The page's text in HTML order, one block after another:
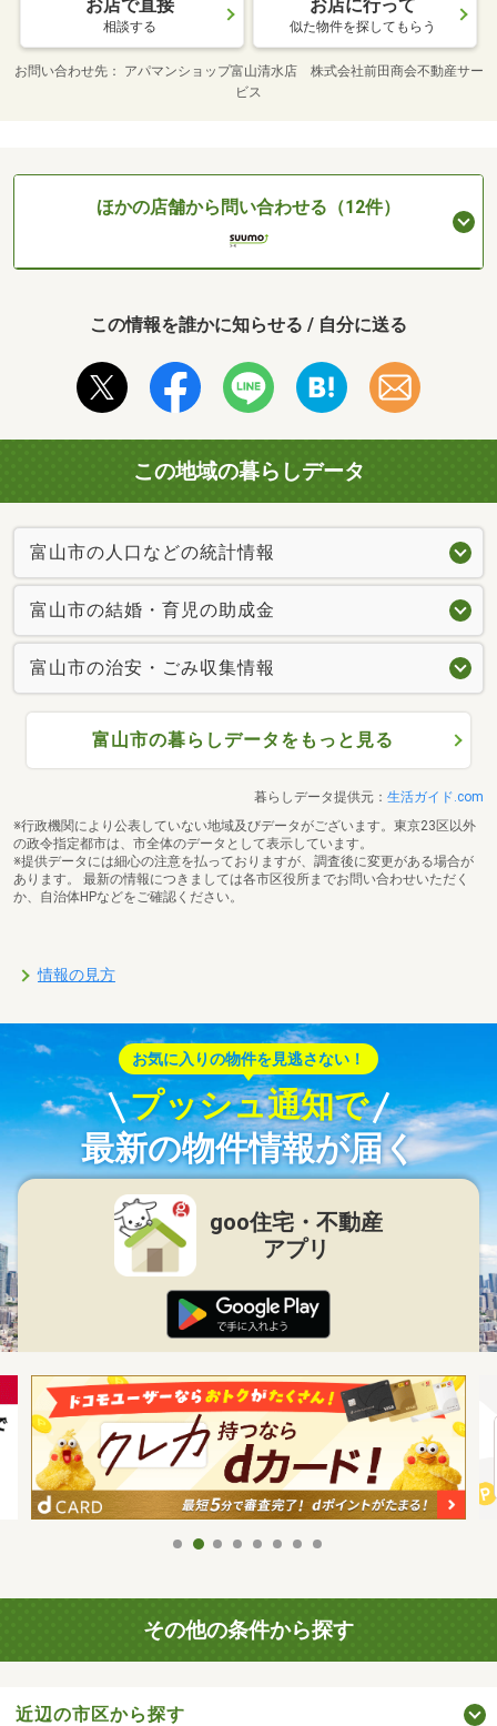
お店で直接
相談する
お店に行って
似た物件を探してもらう
お問い合わせ先
アパマンショップ富山清水店 株式会社前田商会不動産サー
ビス
ほかの店舗から問い合わせる（12件）
この情報を誰かに知らせる / 自分に送る
この地域の暮らしデータ
富山市の人口などの統計情報
富山市の結婚・育児の助成金
富山市の治安・ごみ収集情報
富山市の暮らしデータをもっと見る
暮らしデータ提供元： 生活ガイド.com
※行政機関により公表していない地域及びデータがございます。東京23区以外
の政令指定都市は、市全体のデータとして表示しています。
※提供データには細心の注意を払っておりますが、調査後に変更がある場合が
あります。 最新の情報につきましては各市区役所までお問い合わせいただく
か、自治体HPなどをご確認ください。
情報の見方
お気に入りの物件を見逃さない！
プッシュ通知で
最新の物件情報が届く
goo住宅・不動産
アプリ
その他の条件から探す
近辺の市区から探す